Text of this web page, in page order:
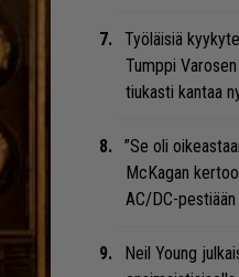
Työläisiä
Tumppi
tiukasti kantaa
”Se oli
McKagan
AC/DC-pestiään
Neil Young